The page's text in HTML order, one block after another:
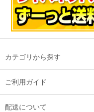
カテゴリから探す
ご利用ガイド
配送について